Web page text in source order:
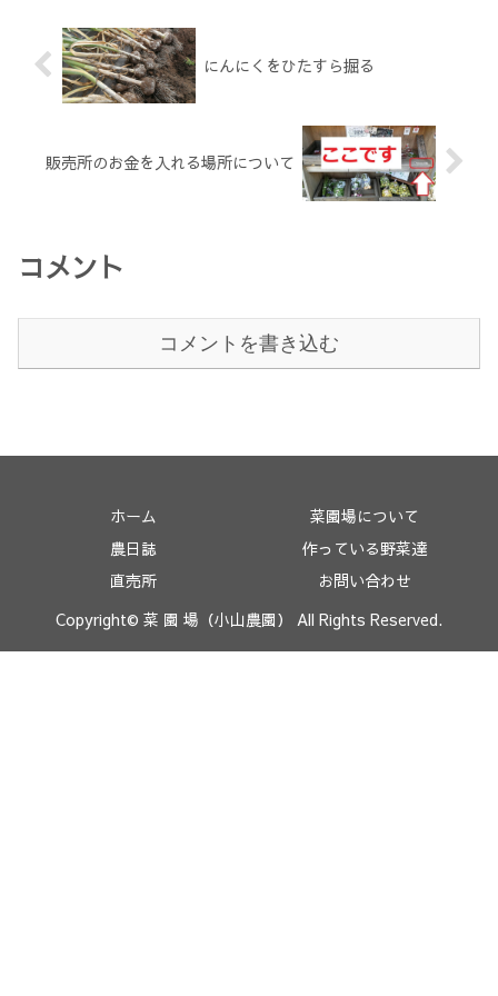
にんにくをひたすら掘る
販売所のお金を入れる場所について
コメント
コメントを書き込む
ホーム
菜園場について
農日誌
作っている野菜達
直売所
お問い合わせ
Copyright© 菜 園 場（小山農園） All Rights Reserved.